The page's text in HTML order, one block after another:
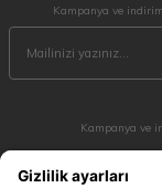
Kampanya ve
Kampanya ve